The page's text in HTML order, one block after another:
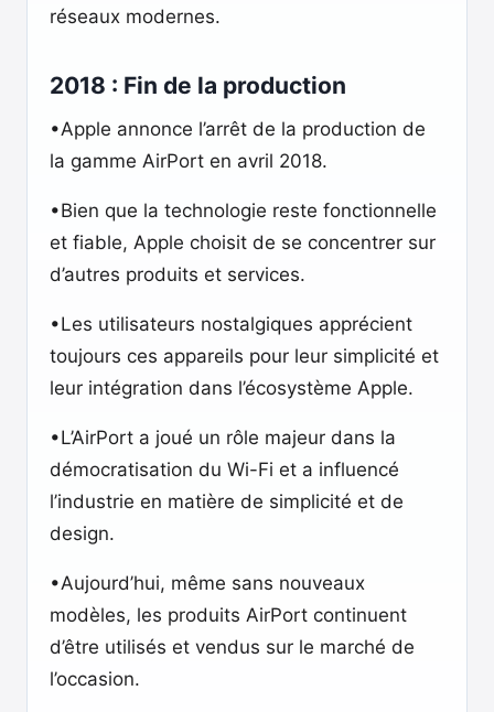
réseaux modernes.
2018 : Fin de la production
•Apple annonce l’arrêt de la production de
la gamme AirPort en avril 2018.
•Bien que la technologie reste fonctionnelle
et fiable, Apple choisit de se concentrer sur
d’autres produits et services.
•Les utilisateurs nostalgiques apprécient
toujours ces appareils pour leur simplicité et
leur intégration dans l’écosystème Apple.
•L’AirPort a joué un rôle majeur dans la
démocratisation du Wi-Fi et a influencé
l’industrie en matière de simplicité et de
design.
•Aujourd’hui, même sans nouveaux
modèles, les produits AirPort continuent
d’être utilisés et vendus sur le marché de
l’occasion.